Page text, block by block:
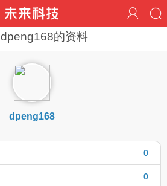
dpeng168的资料
dpeng168
0
0